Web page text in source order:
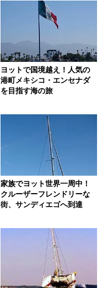
ヨットで国境越え！人気の
港町メキシコ・エンセナダ
を目指す海の旅
家族でヨット世界一周中！
クルーザーフレンドリーな
街、サンディエゴへ到達